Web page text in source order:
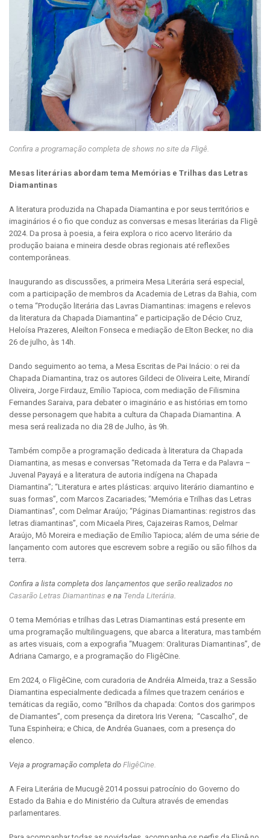
Confira a programação completa de shows no site da Fligê.
Mesas literárias abordam tema Memórias e Trilhas das Letras
Diamantinas
A literatura produzida na Chapada Diamantina e por seus territórios e
imaginários é o fio que conduz as conversas e mesas literárias da Fligê
2024. Da prosa à poesia, a feira explora o rico acervo literário da
produção baiana e mineira desde obras regionais até reflexões
contemporâneas.
Inaugurando as discussões, a primeira Mesa Literária será especial,
com a participação de membros da Academia de Letras da Bahia, com
o tema “Produção literária das Lavras Diamantinas: imagens e relevos
da literatura da Chapada Diamantina” e participação de Décio Cruz,
Heloísa Prazeres, Aleilton Fonseca e mediação de Elton Becker, no dia
26 de julho, às 14h.
Dando seguimento ao tema, a Mesa Escritas de Pai Inácio: o rei da
Chapada Diamantina, traz os autores Gildeci de Oliveira Leite, Mirandí
Oliveira, Jorge Firdauz, Emílio Tapioca, com mediação de Filismina
Fernandes Saraiva, para debater o imaginário e as histórias em torno
desse personagem que habita a cultura da Chapada Diamantina. A
mesa será realizada no dia 28 de Julho, às 9h.
Também compõe a programação dedicada à literatura da Chapada
Diamantina, as mesas e conversas “Retomada da Terra e da Palavra –
Juvenal Payayá e a literatura de autoria indígena na Chapada
Diamantina”; “Literatura e artes plásticas: arquivo literário diamantino e
suas formas”, com Marcos Zacariades; “Memória e Trilhas das Letras
Diamantinas”, com Delmar Araújo; “Páginas Diamantinas: registros das
letras diamantinas”, com Micaela Pires, Cajazeiras Ramos, Delmar
Araújo, Mô Moreira e mediação de Emílio Tapioca; além de uma série de
lançamento com autores que escrevem sobre a região ou são filhos da
terra.
Confira a lista completa dos lançamentos que serão realizados no
Casarão Letras Diamantinas e na Tenda Literária
O tema Memórias e trilhas das Letras Diamantinas está presente em
uma programação multilinguagens, que abarca a literatura, mas também
as artes visuais, com a expografia “Muagem: Oralituras Diamantinas”, de
Adriana Camargo, e a programação do FligêCine.
Em 2024, o FligêCine, com curadoria de Andréia Almeida, traz a Sessão
Diamantina especialmente dedicada a filmes que trazem cenários e
temáticas da região, como “Brilhos da chapada: Contos dos garimpos
de Diamantes”, com presença da diretora Iris Verena; “Cascalho”, de
Tuna Espinheira; e Chica, de Andréa Guanaes, com a presença do
elenco.
Veja a programação completa do FligêCine.
A Feira Literária de Mucugê 2014 possui patrocínio do Governo do
Estado da Bahia e do Ministério da Cultura através de emendas
parlamentares.